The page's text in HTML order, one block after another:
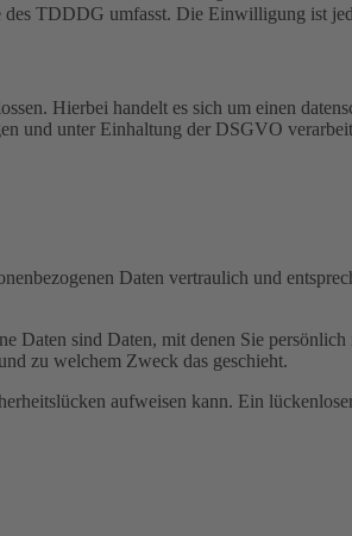
TDDDG umfasst. Die Einwilligung ist
Hierbei handelt es sich um einen
und unter Einhaltung der DSGVO
Daten vertraulich und
Daten sind Daten, mit denen Sie
zu welchem Zweck das geschieht.
aufweisen kann. Ein